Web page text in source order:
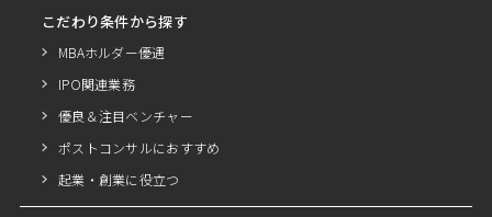
こだわり条件から探す
MBAホルダー優遇
IPO関連業務
優良＆注目ベンチャー
ポストコンサルにおすすめ
起業・創業に役立つ